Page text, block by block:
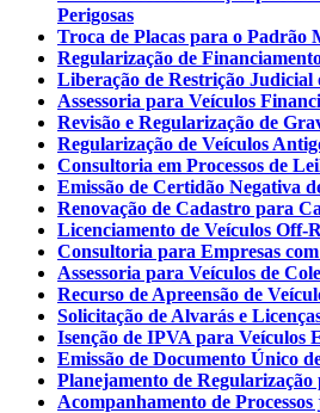
Perigosas
Troca de Placas para o Padrão
Regularização de
Liberação de Restrição
Assessoria para Veículos
Revisão e Regularização de
Regularização de Veículos
Consultoria em Processos de
Emissão de Certidão Negativa
Renovação de Cadastro para
Licenciamento de Veículos Off-
Consultoria para Empresas
Assessoria para Veículos de
Recurso de Apreensão de
Solicitação de Alvarás e
Isenção de IPVA para Veículos
Emissão de Documento Único
Planejamento de
Acompanhamento de